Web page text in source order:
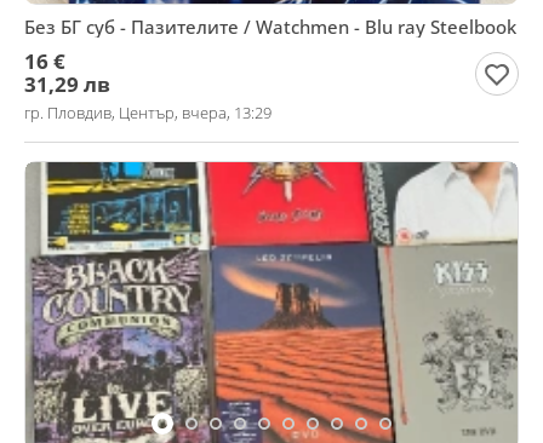
Без БГ суб - Пазителите / Watchmen - Blu ray Steelbook
16 €
31,29 лв
гр. Пловдив, Център, вчера, 13:29